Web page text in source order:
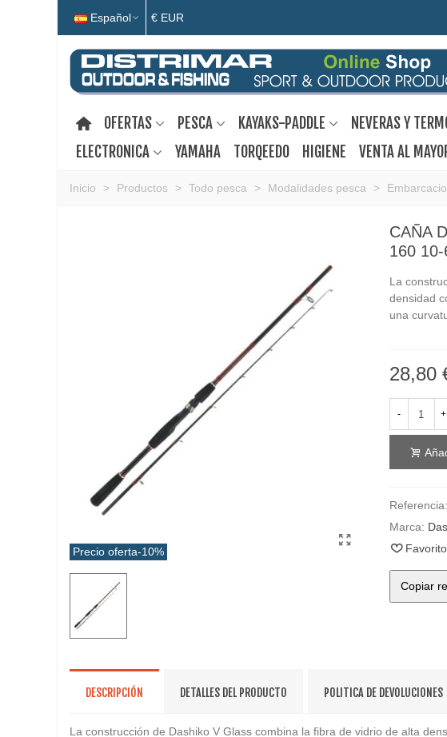
Español € EUR
OFERTAS PESCA KAYAKS-PADDLE NEVERAS Y
ELECTRONICA
YAMAHA TORQEEDO HIGIENE VENTA AL
Inicio > Productos > Todo pesca > Modalidades pesca >
Precio oferta-10%
CAÑA
160
La
densidad
una
28,80
- +
Referencia:
Marca:
Favorito
Copiar
DESCRIPCIÓN DETALLES DEL PRODUCTO POLITICA DE DEVOLUCIONES
La construcción de Dashiko V Glass combina la fibra de vidrio de alta